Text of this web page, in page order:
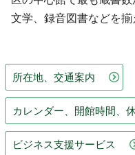
文学、録音図書などを揃
所在地、交通案内
カレンダー、開館時間、
ビジネス支援サービス